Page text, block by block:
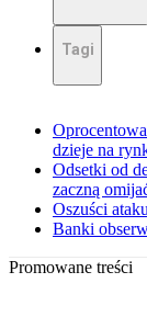
Tagi
dzieje na
Odsetki od
zaczną
Oszuści
Banki
Promowane treści